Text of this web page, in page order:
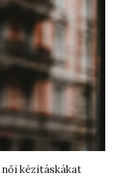
női kézitáskákat